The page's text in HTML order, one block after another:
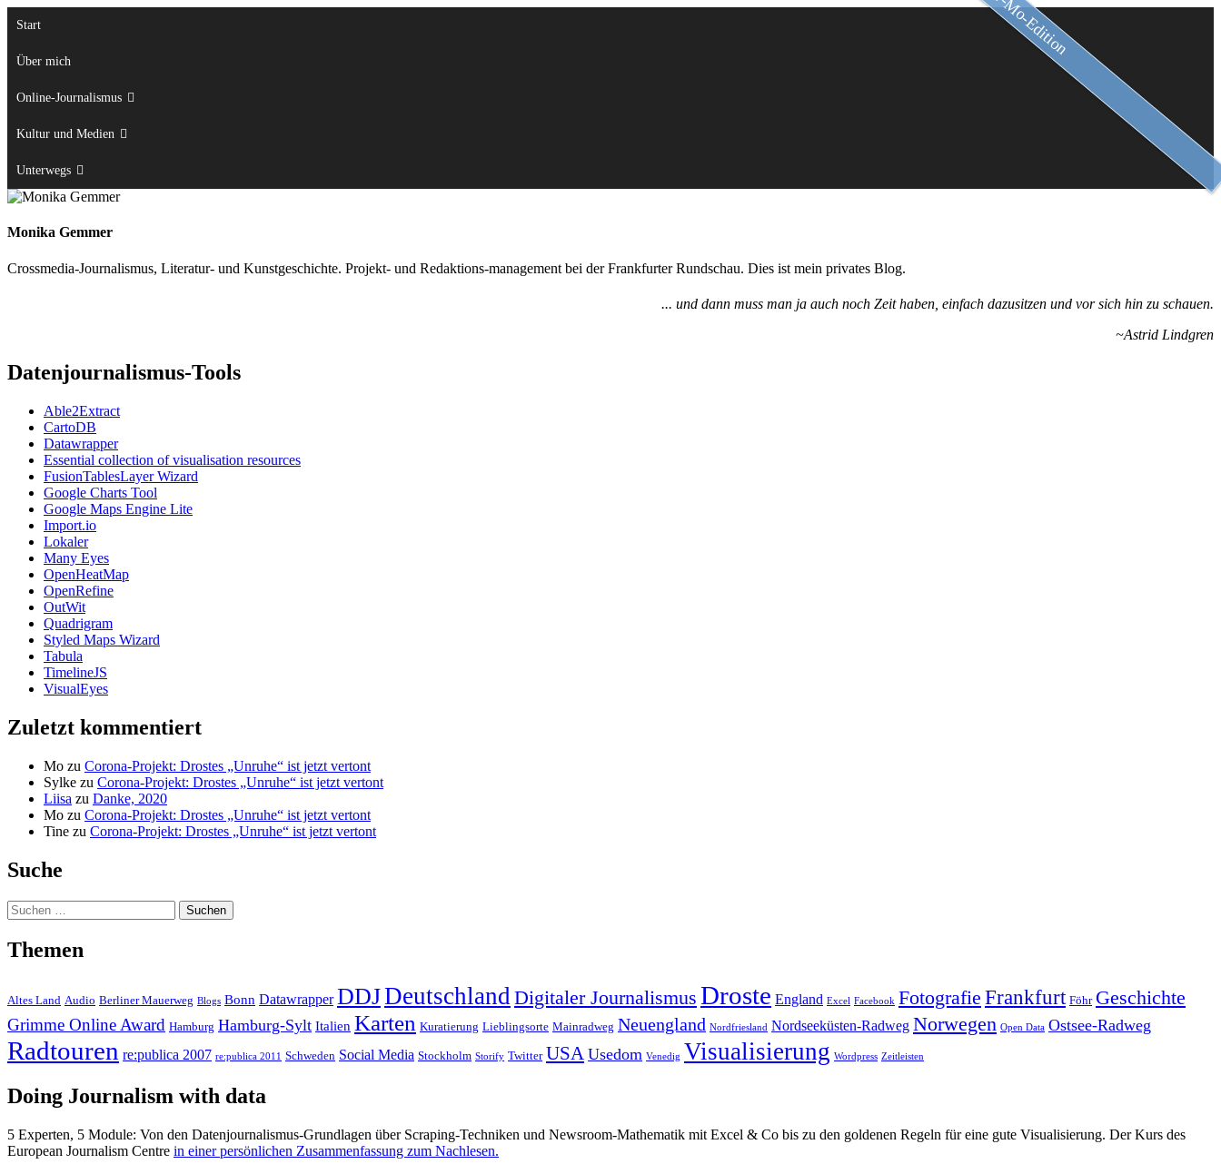
Inhalt
Start
Über mich
Online-Journalismus
Kultur und Medien
Unterwegs
Monika Gemmer
Crossmedia-Journalismus, Literatur- und Kunstgeschichte. Projekt- und Redaktions-management bei der Frankfurter Rundschau. Dies ist mein privates Blog.
... und dann muss man ja auch noch Zeit haben, einfach dazusitzen und vor sich hin zu schauen.
~Astrid Lindgren
Datenjournalismus-Tools
Able2Extract
CartoDB
Datawrapper
Essential collection of visualisation resources
FusionTablesLayer Wizard
Google Charts Tool
Google Maps Engine Lite
Import.io
Lokaler
Many Eyes
OpenHeatMap
OpenRefine
OutWit
Quadrigram
Styled Maps Wizard
Tabula
TimelineJS
VisualEyes
Zuletzt kommentiert
Mo zu Corona-Projekt: Drostes „Unruhe“ ist jetzt vertont
Sylke zu Corona-Projekt: Drostes „Unruhe“ ist jetzt vertont
Liisa zu Danke, 2020
Mo zu Corona-Projekt: Drostes „Unruhe“ ist jetzt vertont
Tine zu Corona-Projekt: Drostes „Unruhe“ ist jetzt vertont
Suche
Suchen
nach:
Themen
Altes Land Audio Berliner Mauerweg Blogs Bonn Datawrapper DDJDeutschland Digitaler Journalismus Droste England Excel Facebook Fotografie Frankfurt Föhr Geschichte
Grimme Online Award Hamburg Hamburg-Sylt Italien Karten Kuratierung Lieblingsorte Mainradweg Neuengland Nordfriesland Nordseeküsten-Radweg Norwegen Open Data Ostsee-Radweg
Radtouren re:publica 2007 re:publica 2011 Schweden Social Media Stockholm Storify Twitter USA Usedom Venedig Visualisierung Wordpress Zeitleisten
Doing Journalism with data
5 Experten, 5 Module: Von den Datenjournalismus-Grundlagen über Scraping-Techniken und Newsroom-Mathematik mit Excel & Co bis zu den goldenen Regeln für eine gute Visualisierung. Der Kurs des
European Journalism Centre in einer persönlichen Zusammenfassung zum Nachlesen.